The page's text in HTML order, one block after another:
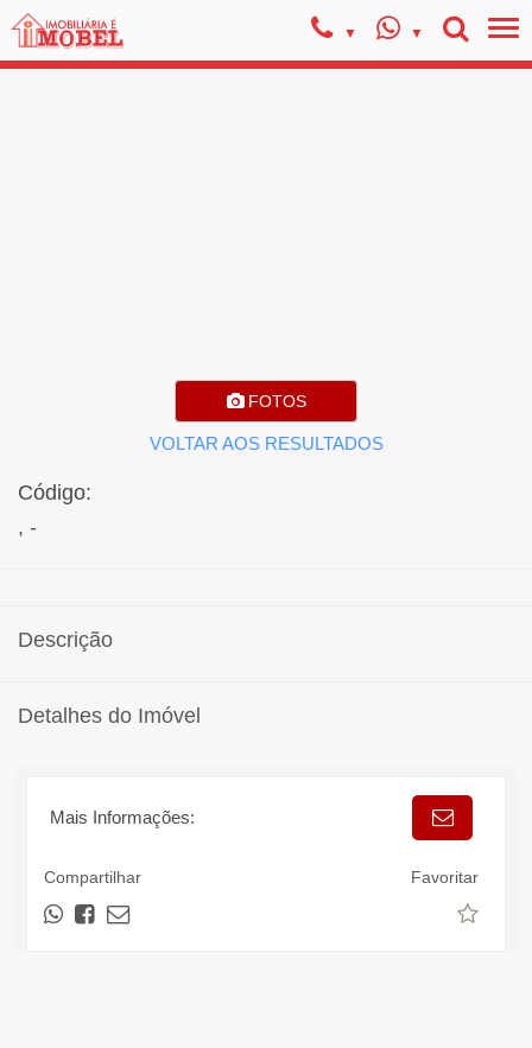
FOTOS
VOLTAR AOS RESULTADOS
Código:
, -
Descrição
Detalhes do Imóvel
Mais Informações:
Compartilhar Favoritar